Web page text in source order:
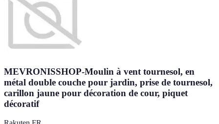
MEVRONISSHOP-Moulin à vent tournesol, en
métal double couche pour jardin, prise de tournesol,
carillon jaune pour décoration de cour, piquet
décoratif